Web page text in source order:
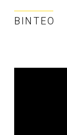
ΒΊΝΤΕΟ